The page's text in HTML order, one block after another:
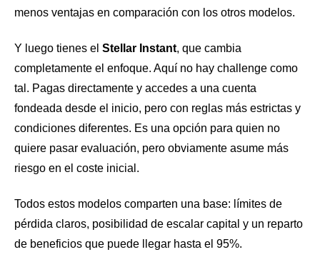
menos ventajas en comparación con los otros modelos.
Y luego tienes el Stellar Instant, que cambia
completamente el enfoque. Aquí no hay challenge como
tal. Pagas directamente y accedes a una cuenta
fondeada desde el inicio, pero con reglas más estrictas y
condiciones diferentes. Es una opción para quien no
quiere pasar evaluación, pero obviamente asume más
riesgo en el coste inicial.
Todos estos modelos comparten una base: límites de
pérdida claros, posibilidad de escalar capital y un reparto
de beneficios que puede llegar hasta el 95%.